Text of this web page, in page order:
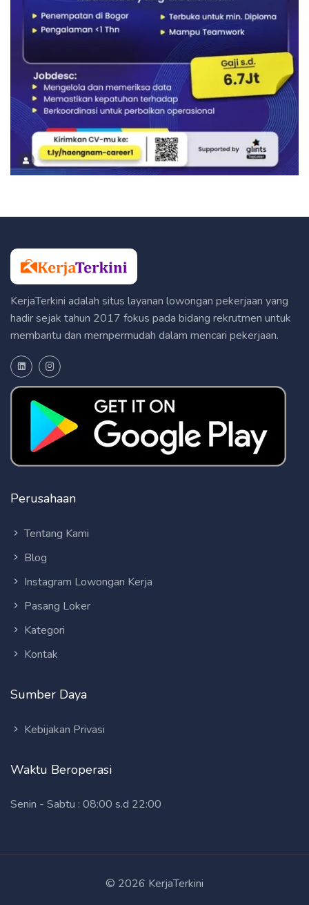
KerjaTerkini adalah situs layanan lowongan pekerjaan yang
hadir sejak tahun 2017 fokus pada bidang rekrutmen untuk
membantu dan mempermudah dalam mencari pekerjaan.
Perusahaan
Tentang Kami
Blog
Instagram Lowongan Kerja
Pasang Loker
Kategori
Kontak
Sumber Daya
Kebijakan Privasi
Waktu Beroperasi
Senin - Sabtu : 08:00 s.d 22:00
© 2026 KerjaTerkini